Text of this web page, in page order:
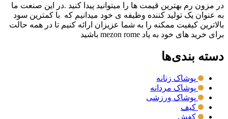
در مزون رم بهترین قیمت ها را میتوانید پیدا کنید .در این صنعت ما
به عنوان یک تولید کننده وظیفه ی خود میدانیم که با کمترین سود
بالاترین کیفیت ممکنه را به شما عزیزان ارائه کنیم تا در همه حالت
برای خرید های خود به یاد mezon rome باشید
دسته بندی‌ها
پوشاک زنانه
پوشاک مردانه
پوشاک ورزشی
کیف
کفش